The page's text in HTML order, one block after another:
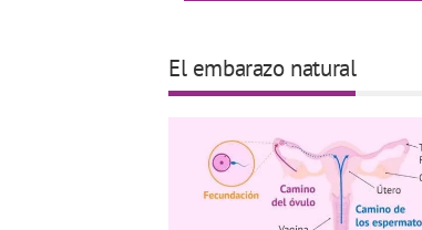
El embarazo natural